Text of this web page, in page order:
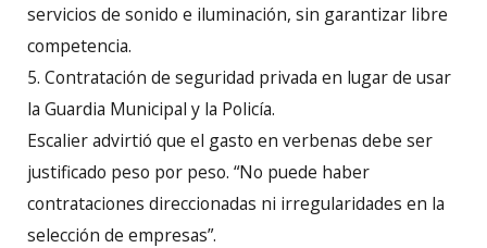
servicios de sonido e iluminación, sin garantizar libre
competencia.
5. Contratación de seguridad privada en lugar de usar
la Guardia Municipal y la Policía.
Escalier advirtió que el gasto en verbenas debe ser
justificado peso por peso. “No puede haber
contrataciones direccionadas ni irregularidades en la
selección de empresas”.